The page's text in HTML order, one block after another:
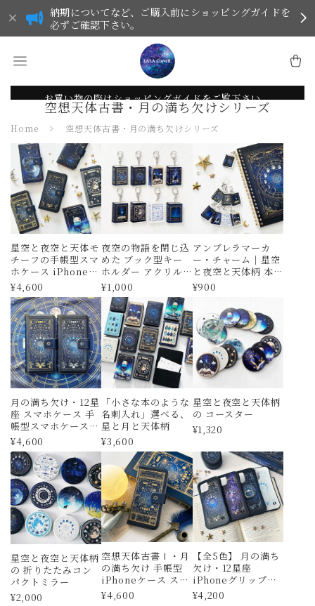
納期についてなど、ご購入前にショッピングガイドを
必ずご確認下さい。
お買い物の際はショッピングガイドをご覧下さい。
空想天体古書・月の満ち欠けシリーズ
Home 空想天体古書・月の満ち欠けシリーズ
星空と夜空と天体モ
チーフの手帳型スマ
ホケース iPhoneケ
ース 全機種対応
¥4,600
夜空の物語を閉じ込
めた ブック型キー
ホルダー アクリル
キーホルダー
¥1,000
アンブレラマーカ
ー・チャーム｜星空
と夜空と天体柄 本
型｜星｜ダイカット
¥900
月の満ち欠け・12星
座 スマホケース 手
帳型スマホケース
iPhoneケース
Android対応【全5
色】 全機種対応
¥4,600
「小さな本のような
名刺入れ」選べる、
星と月と天体柄
¥3,600
星空と夜空と天体柄
の コースター
¥1,320
星空と夜空と天体柄
の 折りたたみコン
パクトミラー
¥2,000
空想天体古書Ⅰ・月
の満ち欠け 手帳型
iPhoneケース スマ
ホケース 全機種対
¥4,600
【全5色】 月の満ち
欠け・12星座
iPhoneグリップケ
ース
¥4,200